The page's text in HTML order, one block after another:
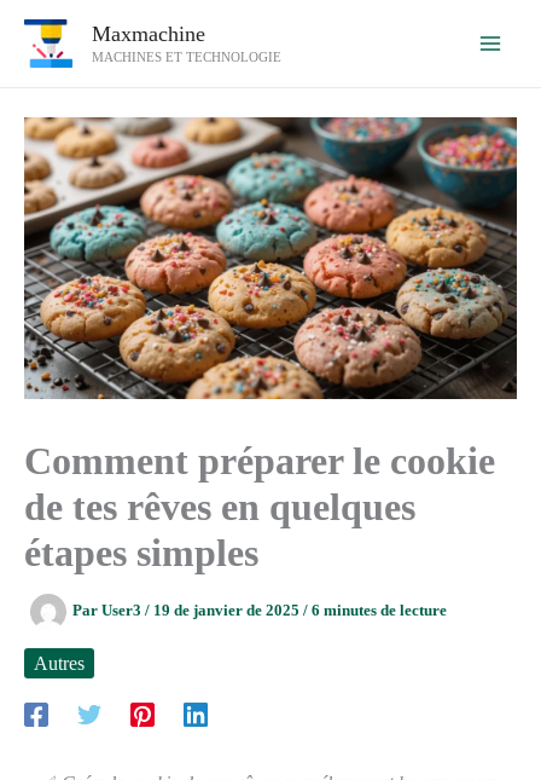
Maxmachine
MACHINES ET TECHNOLOGIE
Comment préparer le cookie
de tes rêves en quelques
étapes simples
Par User3 / 19 de janvier de 2025 / 6 minutes de lecture
Autres